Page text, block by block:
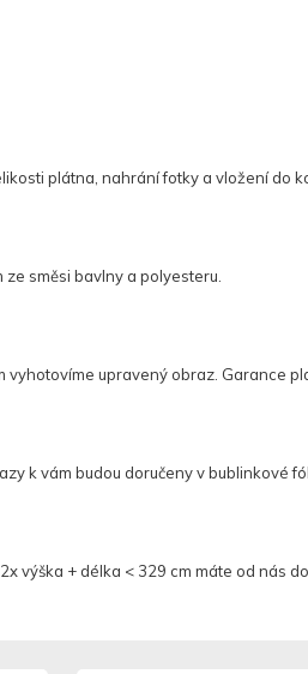
plátna, nahrání fotky a vložení do
směsi bavlny a polyesteru.
upravený obraz. Garance
k vám budou doručeny v bublinkové
výška + délka < 329 cm máte od nás